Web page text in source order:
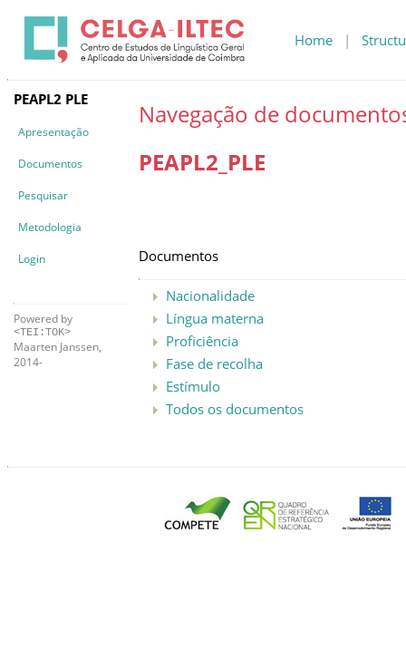
Home |
PEAPL2 PLE
Apresentação
Documentos
Pesquisar
Metodologia
Login
Powered by
<TEI:TOK>
Maarten Janssen,
2014-
Navegação de
PEAPL2_ PLE
Documentos
Nacionalidade
Língua materna
Proficiência
Fase de recolha
Estímulo
Todos os documentos